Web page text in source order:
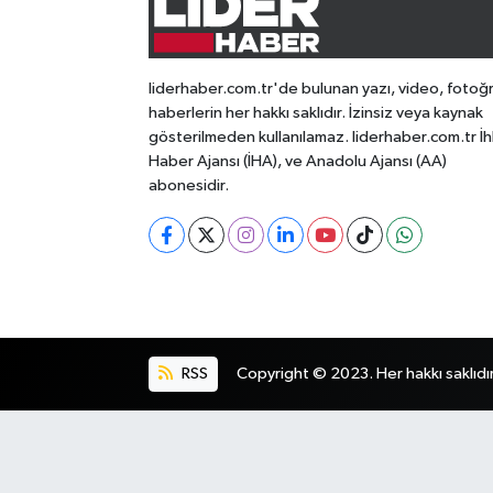
liderhaber.com.tr'de bulunan yazı, video,
haberlerin her hakkı saklıdır. İzinsiz veya kaynak
gösterilmeden kullanılamaz. liderhaber.com.tr
Haber Ajansı (İHA), ve Anadolu Ajansı (AA)
abonesidir.
RSS Copyright © 2023. Her hakkı